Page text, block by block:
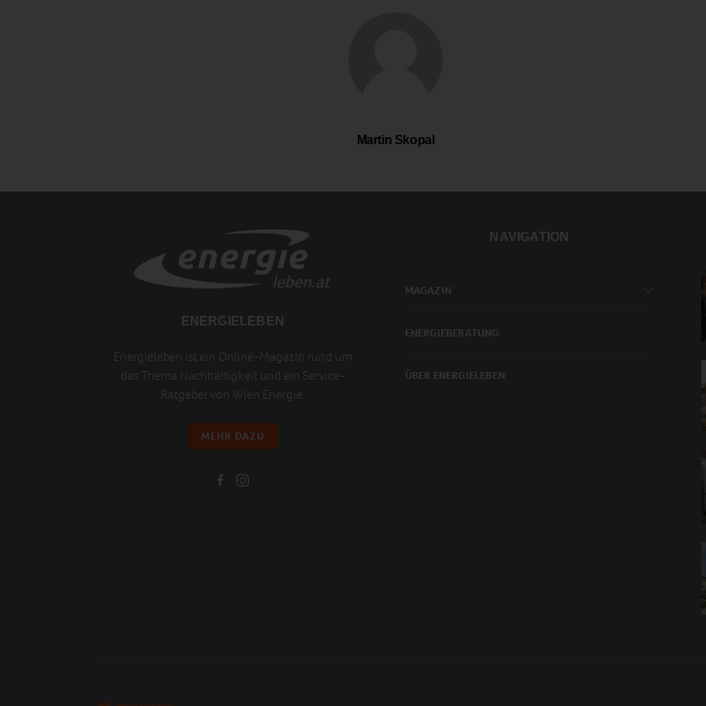
Martin Skopal
ENERGIELEBEN
Energieleben ist ein Online-Magazin rund um
das Thema Nachhaltigkeit und ein Service-
Ratgeber von Wien Energie.
MEHR DAZU
NAVIGATION
MAGAZIN
ENERGIEBERATUNG
ÜBER ENERGIELEBEN